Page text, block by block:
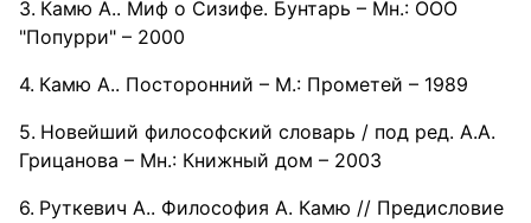
Камю А.. Миф о Сизифе. Бунтарь – Мн.: ООО
"Попурри" – 2000
Камю А.. Посторонний – М.: Прометей – 1989
Новейший философский словарь / под ред. А.А.
Грицанова – Мн.: Книжный дом – 2003
Руткевич А.. Философия А. Камю // Предисловие